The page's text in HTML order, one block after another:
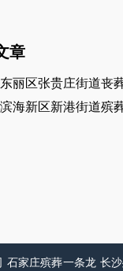
章
丽区张贵庄街道丧
海新区新港街道殡
石家庄殡葬一条龙 长